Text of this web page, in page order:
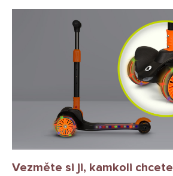
Vezměte si ji, kamkoli chcete